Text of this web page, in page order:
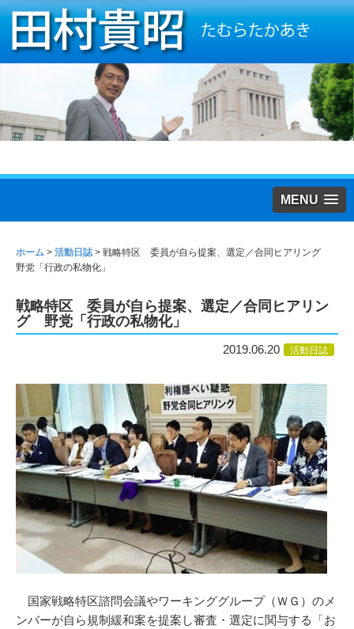
MENU
ホーム > 活動日誌> 戦略特区 委員が自ら提案、選定／合同ヒアリング
野党「行政の私物化」
戦略特区 委員が自ら提案、選定／合同ヒアリン
グ 野党「行政の私物化」
2019.06.20 活動日誌
国家戦略特区諮問会議やワーキンググループ（ＷＧ）のメ
ンバーが自ら規制緩和案を提案し審査・選定に関与する「お